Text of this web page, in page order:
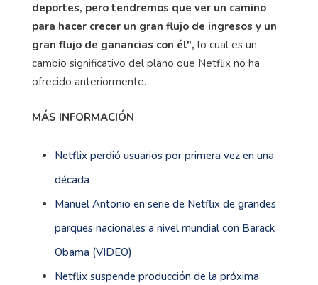
deportes, pero tendremos que ver un camino
para hacer crecer un gran flujo de ingresos y un
gran flujo de ganancias con él", lo cual es un
cambio significativo del plano que Netflix no ha
ofrecido anteriormente.
MÁS INFORMACIÓN
Netflix perdió usuarios por primera vez en una
década
Manuel Antonio en serie de Netflix de grandes
parques nacionales a nivel mundial con Barack
Obama (VIDEO)
Netflix suspende producción de la próxima